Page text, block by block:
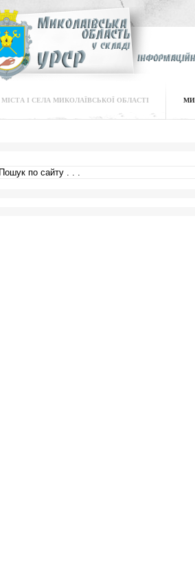
МІСТА І СЕЛА МИКОЛАЇВСЬКОЇ ОБЛАСТІ